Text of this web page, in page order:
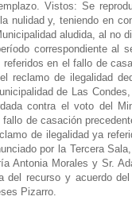
Vistos: Se
nulidad y, teniendo en
aludida, al no
correspondiente al
en el fallo de
reclamo de ilegalidad
de Las
contra el voto del
de casación
de ilegalidad ya
por la Tercera
Antonia Morales y Sr.
del recurso y acuerdo
Pizarro.